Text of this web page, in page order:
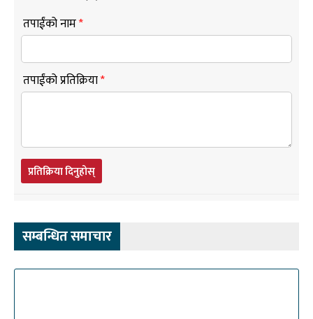
तपाईंको नाम*
तपाईंको प्रतिक्रिया*
प्रतिक्रिया दिनुहोस्
सम्बन्धित समाचार